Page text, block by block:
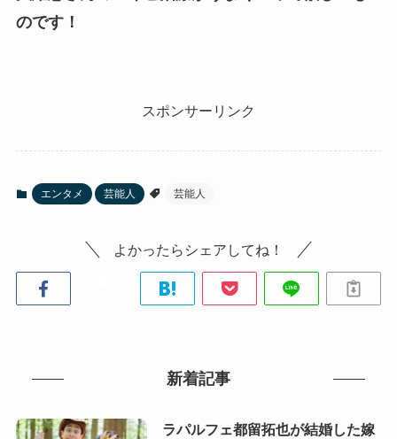
のです！
スポンサーリンク
エンタメ 芸能人 芸能人
よかったらシェアしてね！
新着記事
ラパルフェ都留拓也が結婚した嫁